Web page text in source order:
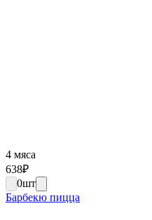
4 мяса
638₽
0шт
Барбекю пицца